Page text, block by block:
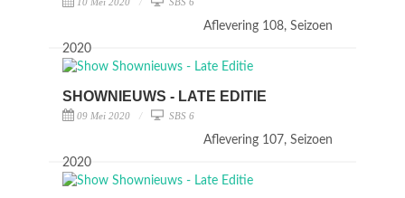
Aflevering 108, Seizoen
2020
SHOWNIEUWS - LATE EDITIE
09 Mei 2020 SBS 6
Aflevering 107, Seizoen
2020